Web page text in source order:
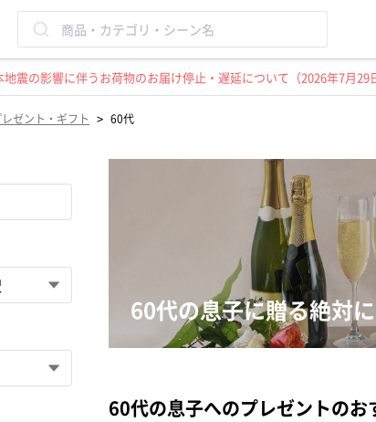
地震の影響に伴うお荷物のお届け停止・遅延について（2026年7月29
ゼント・ギフト > 60代
60代の息子に贈る絶対
60代の息子へのプレゼントのお